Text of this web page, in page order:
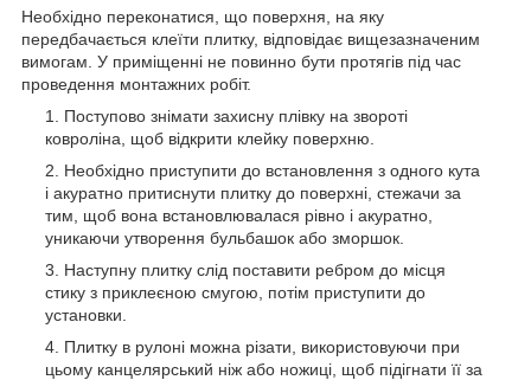
Необхідно переконатися, що поверхня, на яку
передбачається клеїти плитку, відповідає вищезазначеним
вимогам. У приміщенні не повинно бути протягів під час
проведення монтажних робіт.
Поступово знімати захисну плівку на звороті
ковроліна, щоб відкрити клейку поверхню.
Необхідно приступити до встановлення з одного кута
і акуратно притиснути плитку до поверхні, стежачи за
тим, щоб вона встановлювалася рівно і акуратно,
уникаючи утворення бульбашок або зморшок.
Наступну плитку слід поставити ребром до місця
стику з приклеєною смугою, потім приступити до
установки.
Плитку в рулоні можна різати, використовуючи при
цьому канцелярський ніж або ножиці, щоб підігнати її за